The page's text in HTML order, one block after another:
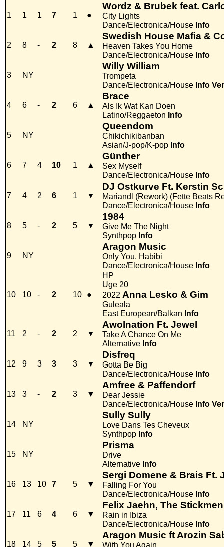
1 1 1 7 1 ●
Wordz & Brubek feat.
City Lights
Dance/Electronica/House Info
2 8 - 2 8 ▲
Swedish House Mafia &
Heaven Takes You Home
Dance/Electronica/House Info
3 NY
Willy William
Trompeta
Dance/Electronica/House Info
4 6 - 2 6 ▲
Brace
Als Ik Wat Kan Doen
Latino/Reggaeton Info
5 NY
Queendom
Chikichikibanban
Asian/J-pop/K-pop Info
6 7 4 10 1 ▲
Günther
Sex Myself
Dance/Electronica/House Info
7 4 2 6 1 ▼
DJ Ostkurve Ft. Kerstin
Mariandl (Rework) (Fette Beats
Dance/Electronica/House Info
8 5 - 2 5 ▼
1984
Give Me The Night
Synthpop Info
9 NY
Aragon Music
Only You, Habibi
Dance/Electronica/House Info
10 10 - 2 10 ●
HP
Uge 20
2022 Anna Lesko & Gim
Guleala
East European/Balkan Info
11 2 - 2 2 ▼
Awolnation Ft. Jewel
Take A Chance On Me
Alternative Info
12 9 3 3 3 ▼
Disfreq
Gotta Be Big
Dance/Electronica/House Info
13 3 - 2 3 ▼
Amfree & Paffendorf
Dear Jessie
Dance/Electronica/House Info
14 NY
Sully Sully
Love Dans Tes Cheveux
Synthpop Info
15 NY
Prisma
Drive
Alternative Info
16 13 10 7 5 ▼
Sergi Domene & Brais Ft.
Falling For You
Dance/Electronica/House Info
17 11 6 4 6 ▼
Felix Jaehn, The
Rain in Ibiza
Dance/Electronica/House Info
18 14 5 5 5 ▼
Aragon Music ft Arozin